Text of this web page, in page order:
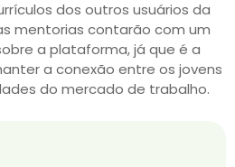
dos outros usuários da
mentorias contarão com um
a plataforma, já que é a
a conexão entre os jovens
do mercado de trabalho.